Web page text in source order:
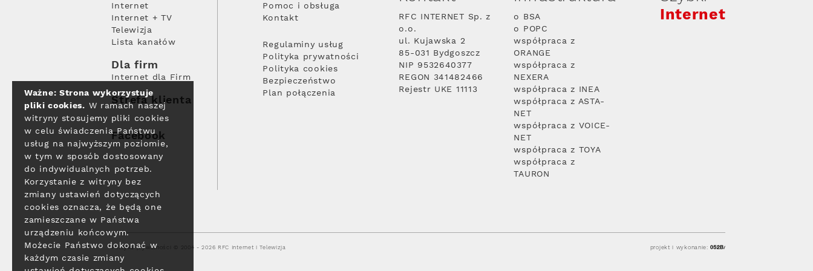
Internet
Internet + TV
Telewizja
Lista kanałów
Dla firm
Internet dla Firm
Strefa klienta
Facebook
Pomoc i obsługa
Kontakt
Regulaminy usług
Polityka prywatności
Polityka cookies
Bezpieczeństwo
Plan połączenia
RFC INTERNET Sp. z
o.o.
ul. Kujawska 2
85-031 Bydgoszcz
NIP 9532640377
REGON 341482466
Rejestr UKE 11113
o BSA
o POPC
współpraca z
ORANGE
współpraca z
NEXERA
współpraca z INEA
współpraca z ASTA-
NET
współpraca z VOICE-
NET
współpraca z TOYA
współpraca z
TAURON
Internet
Polityka prywatności © 2004 - 2026 RFC Internet i Telewizja projekt i wykonanie:
Ważne: Strona wykorzystuje
pliki cookies. W ramach naszej
witryny stosujemy pliki cookies
w celu świadczenia Państwu
usług na najwyższym poziomie,
w tym w sposób dostosowany
do indywidualnych potrzeb.
Korzystanie z witryny bez
zmiany ustawień dotyczących
cookies oznacza, że będą one
zamieszczane w Państwa
urządzeniu końcowym.
Możecie Państwo dokonać w
każdym czasie zmiany